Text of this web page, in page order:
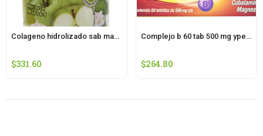
Colageno hidrolizado sab manzana 1100 g ypenza
$331.60
Complejo b 60 tab 500 mg ypenza
$264.80